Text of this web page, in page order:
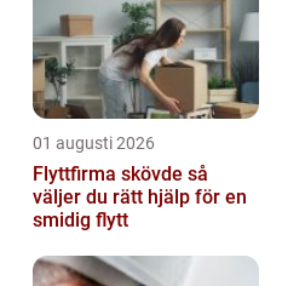
01 augusti 2026
Flyttfirma skövde så
väljer du rätt hjälp för en
smidig flytt